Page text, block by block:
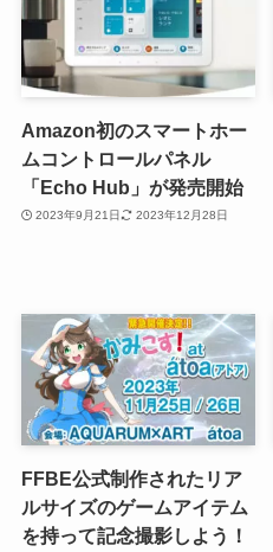
Amazon初のスマートホー
ムコントロールパネル
「Echo Hub」が発売開始
2023年9月21日 2023年12月28日
FFBE公式制作されたリア
ルサイズのゲームアイテム
を持って記念撮影しよう！